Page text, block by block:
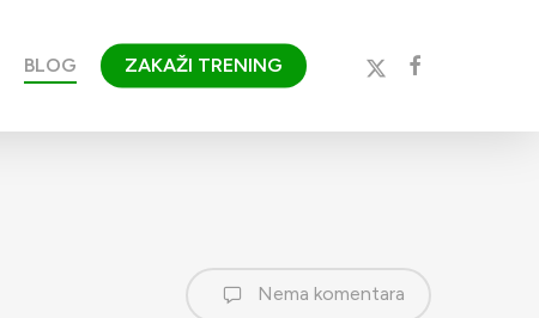
BLOG ZAKAŽI TRENING
x-
facebook
Nema komentara